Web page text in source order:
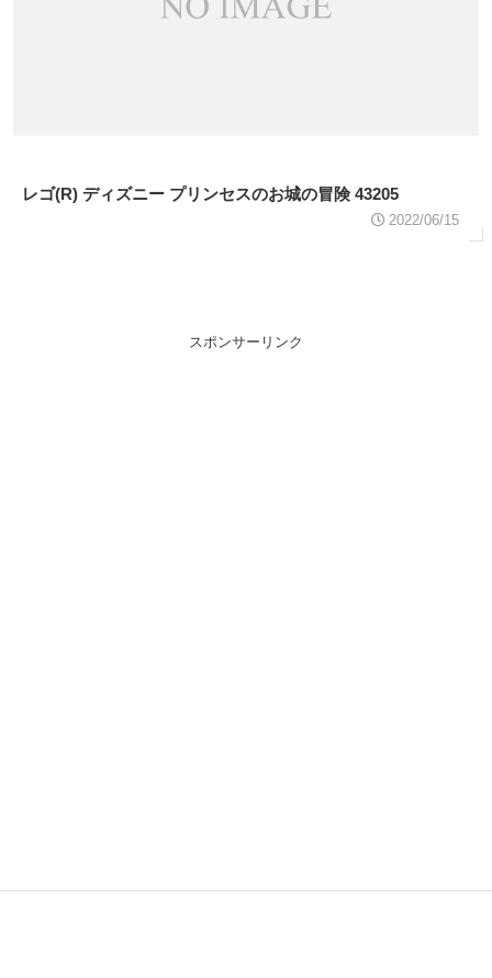
レゴ(R) ディズニー プリンセスのお城の冒険 43205
2022/06/15
スポンサーリンク